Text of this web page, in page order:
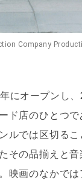
Company
にオープンし
ド店のひとつ
ルでは区切る
その品揃えと
映画のなかで